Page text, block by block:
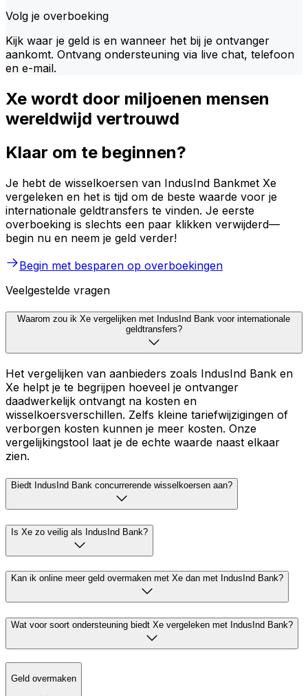
Volg je overboeking
Kijk waar je geld is en wanneer het bij je ontvanger
aankomt. Ontvang ondersteuning via live chat, telefoon
en e-mail.
Xe wordt door miljoenen mensen
wereldwijd vertrouwd
Klaar om te beginnen?
Je hebt de wisselkoersen van IndusInd Bankmet Xe
vergeleken en het is tijd om de beste waarde voor je
internationale geldtransfers te vinden. Je eerste
overboeking is slechts een paar klikken verwijderd—
begin nu en neem je geld verder!
Begin met besparen op overboekingen
Veelgestelde vragen
Waarom zou ik Xe vergelijken met IndusInd Bank voor internationale
geldtransfers?
Het vergelijken van aanbieders zoals IndusInd Bank en
Xe helpt je te begrijpen hoeveel je ontvanger
daadwerkelijk ontvangt na kosten en
wisselkoersverschillen. Zelfs kleine tariefwijzigingen of
verborgen kosten kunnen je meer kosten. Onze
vergelijkingstool laat je de echte waarde naast elkaar
zien.
Biedt IndusInd Bank concurrerende wisselkoersen aan?
Is Xe zo veilig als IndusInd Bank?
Kan ik online meer geld overmaken met Xe dan met IndusInd Bank?
Wat voor soort ondersteuning biedt Xe vergeleken met IndusInd Bank?
Geld overmaken